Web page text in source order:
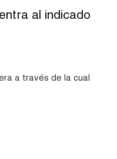
al indicado
a través de la cual